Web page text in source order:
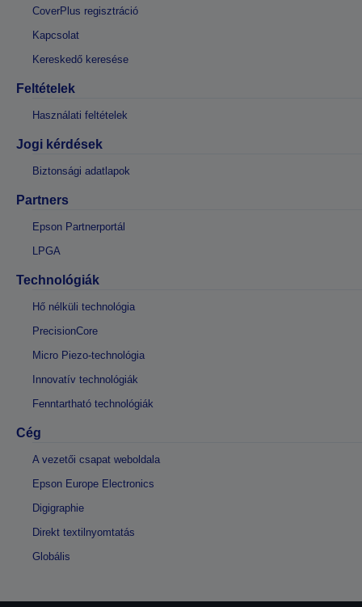
CoverPlus regisztráció
Kapcsolat
Kereskedő keresése
Feltételek
Használati feltételek
Jogi kérdések
Biztonsági adatlapok
Partners
Epson Partnerportál
LPGA
Technológiák
Hő nélküli technológia
PrecisionCore
Micro Piezo-technológia
Innovatív technológiák
Fenntartható technológiák
Cég
A vezetői csapat weboldala
Epson Europe Electronics
Digigraphie
Direkt textilnyomtatás
Globális